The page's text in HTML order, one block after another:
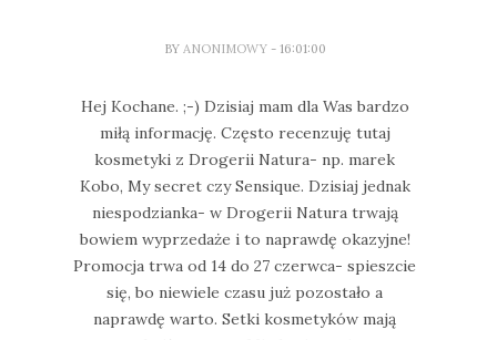
BY ANONIMOWY - 16:01:00
Hej Kochane. ;-) Dzisiaj mam dla Was bardzo
miłą informację. Często recenzuję tutaj
kosmetyki z Drogerii Natura- np. marek
Kobo, My secret czy Sensique. Dzisiaj jednak
niespodzianka- w Drogerii Natura trwają
bowiem wyprzedaże i to naprawdę okazyjne!
Promocja trwa od 14 do 27 czerwca- spieszcie
się, bo niewiele czasu już pozostało a
naprawdę warto. Setki kosmetyków mają